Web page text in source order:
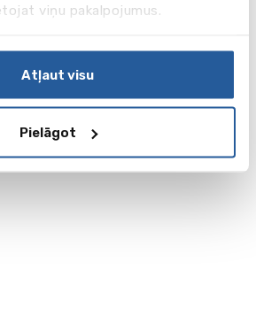
viņu pakalpojumus.
Atļaut visu
Pielāgot